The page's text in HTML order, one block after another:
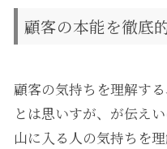
顧客の本能を徹底
顧客の気持ちを理解す
とは思いすが、が伝え
山に入る人の気持ちを